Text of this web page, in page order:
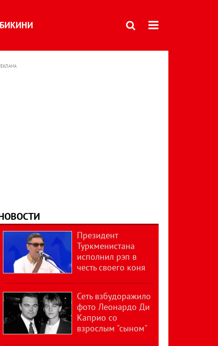
БИКИНИ
Президент
Туркменистана
исполнил рэп в
честь своего коня
Сеть взбудоражило
фото Леонардо Ди
Каприо со
взрослым "сыном"